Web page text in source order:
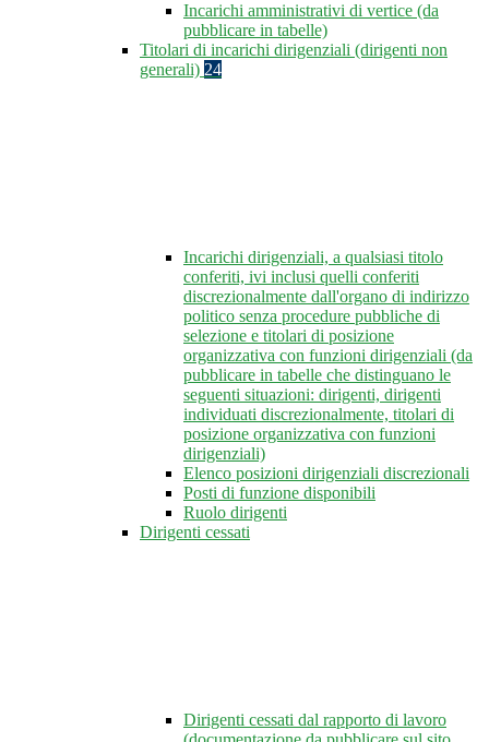
Incarichi amministrativi di vertice (da
pubblicare in tabelle)
Titolari di incarichi dirigenziali (dirigenti non
generali) 24
Incarichi dirigenziali, a qualsiasi titolo
conferiti, ivi inclusi quelli conferiti
discrezionalmente dall'organo di indirizzo
politico senza procedure pubbliche di
selezione e titolari di posizione
organizzativa con funzioni dirigenziali (da
pubblicare in tabelle che distinguano le
seguenti situazioni: dirigenti, dirigenti
individuati discrezionalmente, titolari di
posizione organizzativa con funzioni
dirigenziali)
Elenco posizioni dirigenziali discrezionali
Posti di funzione disponibili
Ruolo dirigenti
Dirigenti cessati
Dirigenti cessati dal rapporto di lavoro